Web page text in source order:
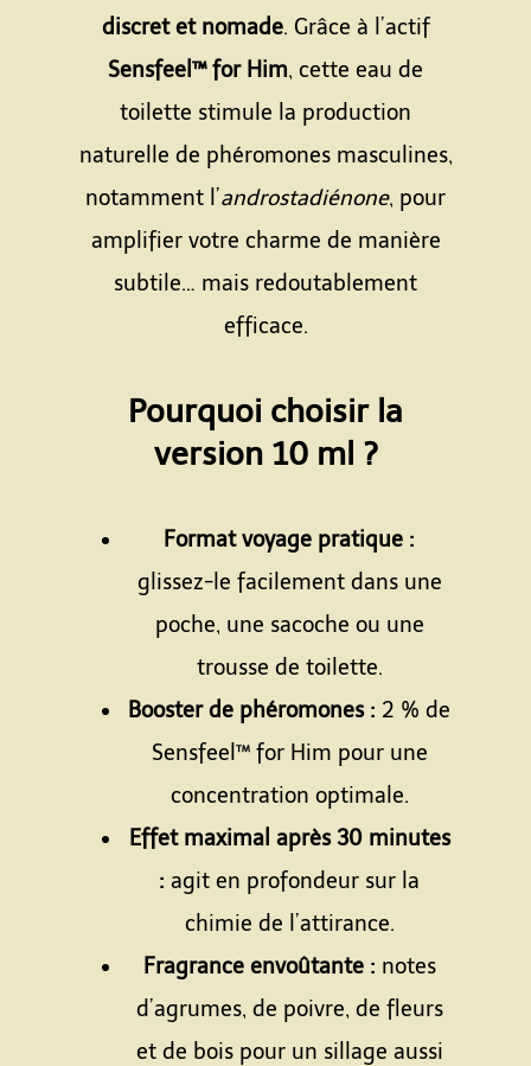
discret et nomade. Grâce à l’actif
Sensfeel™ for Him, cette eau de
toilette stimule la production
naturelle de phéromones masculines,
notamment l’androstadiénone, pour
amplifier votre charme de manière
subtile… mais redoutablement
efficace.
Pourquoi choisir la
version 10 ml ?
Format voyage pratique :
glissez-le facilement dans une
poche, une sacoche ou une
trousse de toilette.
Booster de phéromones : 2 % de
Sensfeel™ for Him pour une
concentration optimale.
Effet maximal après 30 minutes
: agit en profondeur sur la
chimie de l’attirance.
Fragrance envoûtante : notes
d’agrumes, de poivre, de fleurs
et de bois pour un sillage aussi